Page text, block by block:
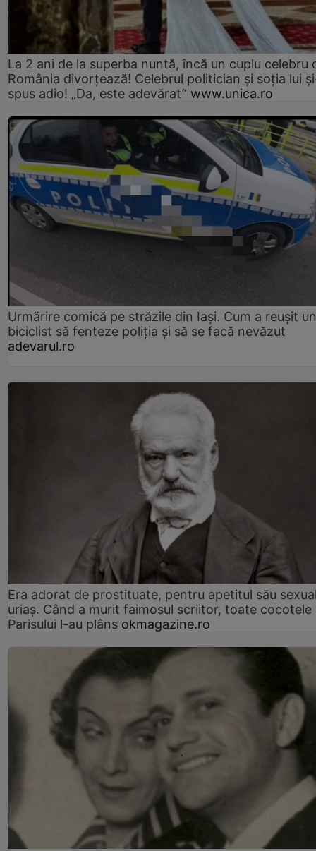
La 2 ani de la superba nuntă, încă un cuplu celebru
România divorțează! Celebrul politician și soția lui
spus adio! „Da, este adevărat” www.unica.ro
Urmărire comică pe străzile din Iași. Cum a reușit un
biciclist să fenteze poliția și să se facă nevăzut
adevarul.ro
Era adorat de prostituate, pentru apetitul său
uriaș. Când a murit faimosul scriitor, toate cocotele
Parisului l-au plâns okmagazine.ro